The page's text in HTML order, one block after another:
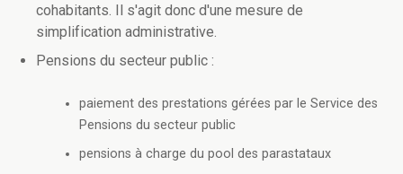
cohabitants. Il s'agit donc d'une mesure de
simplification administrative.
Pensions du secteur public :
paiement des prestations gérées par le Service des
Pensions du secteur public
pensions à charge du pool des parastataux